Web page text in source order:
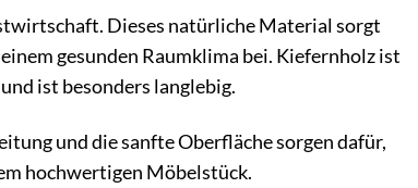
Dieses natürliche Material sorgt
gesunden Raumklima bei. Kiefernholz ist
ist besonders langlebig.
und die sanfte Oberfläche sorgen dafür,
hochwertigen Möbelstück.